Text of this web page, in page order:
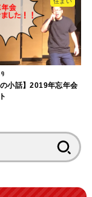
の小話】2019年忘年会